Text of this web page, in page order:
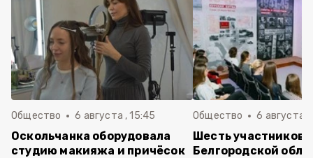
Общество 6 августа , 15:45
Оскольчанка оборудовала
студию макияжа и причёсок
Общество 6 августа ,
Шесть участников
Белгородской